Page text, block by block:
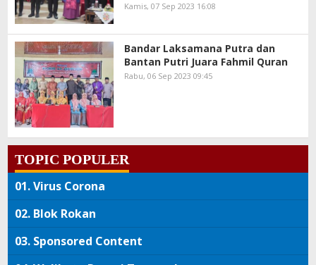
Kamis, 07 Sep 2023 16:08
Bandar Laksamana Putra dan
Bantan Putri Juara Fahmil Quran
Rabu, 06 Sep 2023 09:45
TOPIC POPULER
01.Virus Corona
02. Blok Rokan
03. Sponsored Content